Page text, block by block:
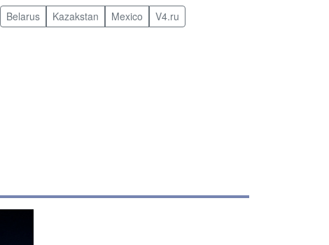
Belarus Kazakstan Mexico V4.ru